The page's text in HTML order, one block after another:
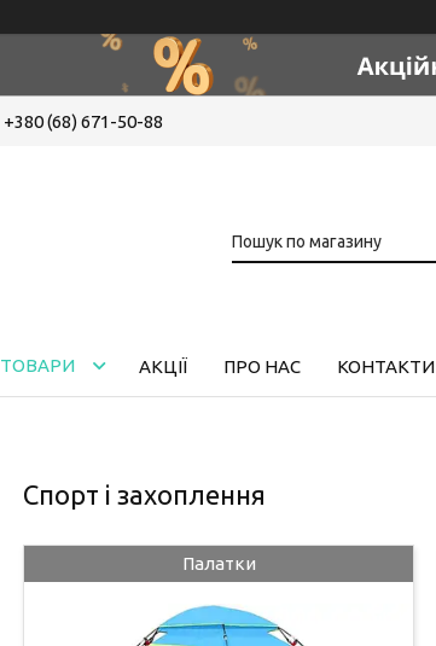
+380 (68) 671-50-88
ТОВАРИ АКЦІЇ ПРО НАС КОНТАКТИ
Спорт і захоплення
Палатки